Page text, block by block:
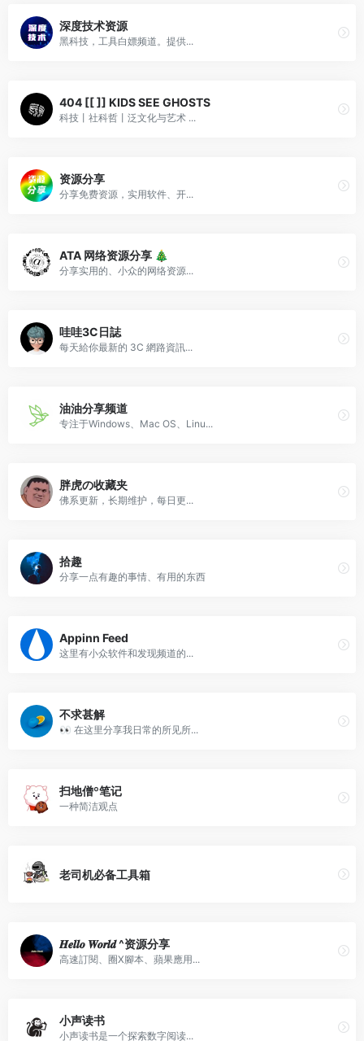
深度技术资源
黑科技，工具白嫖频道。提供...
404 [[ ]] KIDS SEE GHOSTS
科技丨社科哲丨泛文化与艺术 ...
资源分享
分享免费资源，实用软件、开...
ATA 网络资源分享 🎄
分享实用的、小众的网络资源...
哇哇3C日誌
每天給你最新的 3C 網路資訊...
油油分享频道
专注于Windows、Mac OS、Linu...
胖虎の收藏夹
佛系更新，长期维护，每日更...
拾趣
分享一点有趣的事情、有用的东西
Appinn Feed
这里有小众软件和发现频道的...
不求甚解
👀 在这里分享我日常的所见所...
扫地僧º笔记
一种简洁观点
老司机必备工具箱
𝑯𝒆𝒍𝒍𝒐 𝑾𝒐𝒓𝒍𝒅 ^资源分享
高速訂閱、圈X腳本、蘋果應用...
小声读书
小声读书是一个探索数字阅读...